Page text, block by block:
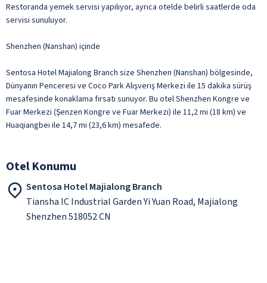
Restoranda yemek servisi yapılıyor, ayrıca otelde belirli saatlerde oda
servisi sunuluyor.
Shenzhen (Nanshan) içinde
Sentosa Hotel Majialong Branch size Shenzhen (Nanshan) bölgesinde,
Dünyanın Penceresi ve Coco Park Alışveriş Merkezi ile 15 dakika sürüş
mesafesinde konaklama fırsatı sunuyor. Bu otel Shenzhen Kongre ve
Fuar Merkezi (Şenzen Kongre ve Fuar Merkezi) ile 11,2 mi (18 km) ve
Huaqiangbei ile 14,7 mi (23,6 km) mesafede.
Otel Konumu
Sentosa Hotel Majialong Branch
Tiansha IC Industrial Garden Yi Yuan Road, Majialong
Shenzhen 518052 CN